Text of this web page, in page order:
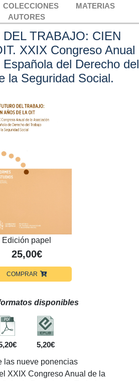
COLECCIONES
MATERIAS
AUTORES
DEL TRABAJO: CIEN
XXIX Congreso Anual
del Derecho del
la Seguridad Social.
Edición papel
25,00€
COMPRAR
disponibles
5,20€
las nueve ponencias
XXIX Congreso Anual de la